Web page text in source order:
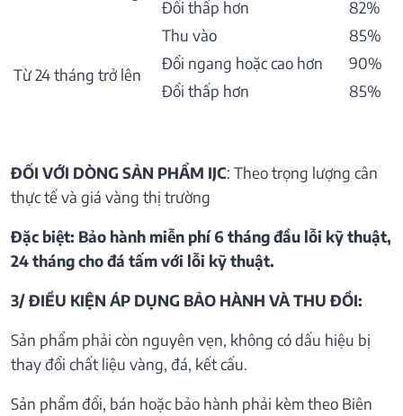
Đổi thấp hơn
82%
Từ 24 tháng trở lên
Thu vào
85%
Đổi ngang hoặc cao hơn
90%
Đổi thấp hơn
85%
ĐỐI VỚI DÒNG SẢN PHẨM IJC: Theo trọng lượng cân
thực tế và giá vàng thị trường
Đặc biệt: Bảo hành miễn phí 6 tháng đầu lỗi kỹ thuật,
24 tháng cho đá tấm với lỗi kỹ thuật.
3/ ĐIỀU KIỆN ÁP DỤNG BẢO HÀNH VÀ THU ĐỒI:
Sản phẩm phải còn nguyên vẹn, không có dấu hiệu bị
thay đổi chất liệu vàng, đá, kết cấu.
Sản phẩm đổi, bán hoặc bảo hành phải kèm theo Biên